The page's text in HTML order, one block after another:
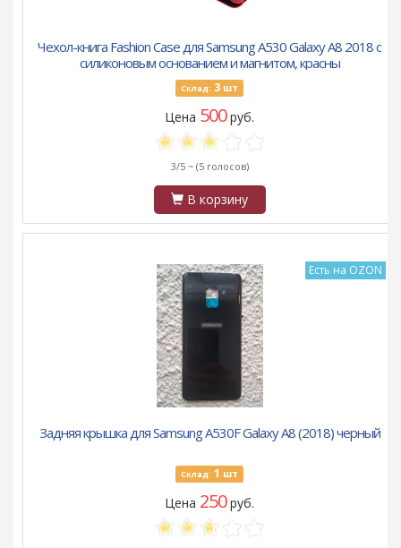
Чехол-книга Fashion Case для Samsung A530 Galaxy A8 2018 с
силиконовым основанием и магнитом, красны
Склад: 3 шт
Цена 500руб.
3/5 ~ (5 голосов)
В корзину
Есть на OZON
Задняя крышка для Samsung A530F Galaxy A8 (2018) черный
Склад: 1 шт
Цена 250руб.